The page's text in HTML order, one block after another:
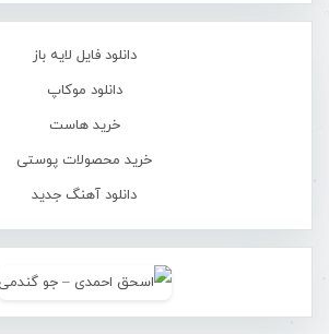
دانلود فایل لایه باز
دانلود موکاپ
خرید هاست
خرید محصولات پوستی
دانلود آهنگ جدید